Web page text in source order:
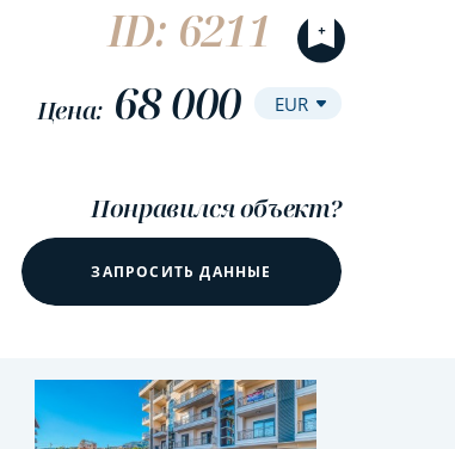
ID: 6211
Цена: 68 000
Понравился объект?
ЗАПРОСИТЬ ДАННЫЕ
ПРОДАНО